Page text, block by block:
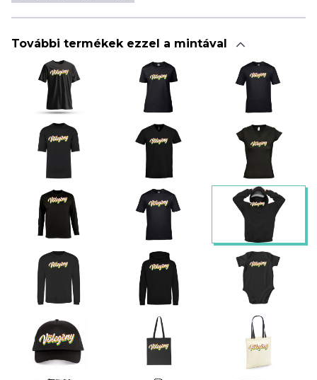
További termékek ezzel a mintával